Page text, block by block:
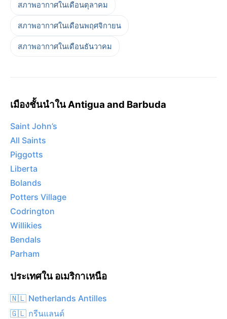
สภาพอากาศในเดือนตุลาคม
สภาพอากาศในเดือนพฤศจิกายน
สภาพอากาศในเดือนธันวาคม
เมืองชั้นนำใน Antigua and Barbuda
Saint John’s
All Saints
Piggotts
Liberta
Bolands
Potters Village
Codrington
Willikies
Bendals
Parham
ประเทศใน อเมริกาเหนือ
🇳🇱 Netherlands Antilles
🇬🇱 กรีนแลนด์